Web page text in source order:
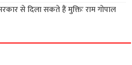
से दिला सकते हैं मुक्तिः राम गोपाल